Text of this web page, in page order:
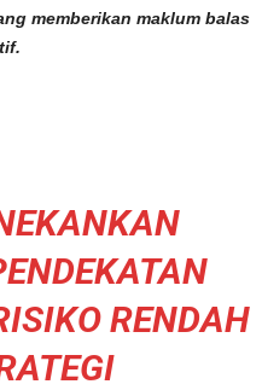
memberikan maklum balas
RENDAH